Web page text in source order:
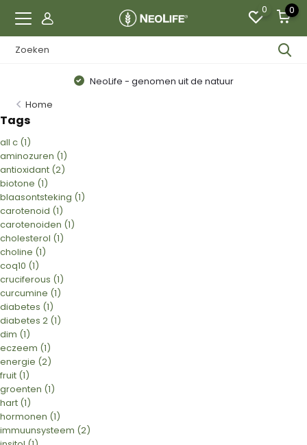
0 0
NeoLife - genomen uit de natuur
Home
Tags
all c (1)
aminozuren (1)
antioxidant (2)
biotone (1)
blaasontsteking (1)
carotenoid (1)
carotenoiden (1)
cholesterol (1)
choline (1)
coq10 (1)
cruciferous (1)
curcumine (1)
diabetes (1)
diabetes 2 (1)
dim (1)
eczeem (1)
energie (2)
fruit (1)
groenten (1)
hart (1)
hormonen (1)
immuunsysteem (2)